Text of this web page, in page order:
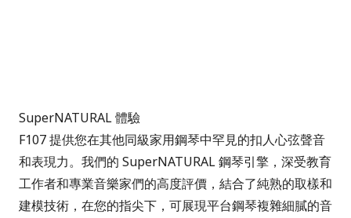
SuperNATURAL 體驗
F107 提供您在其他同級家用鋼琴中罕見的扣人心弦聲音
和表現力。我們的 SuperNATURAL 鋼琴引擎，深受教育
工作者和專業音樂家們的高度評價，結合了純熟的取樣和
建模技術，在您的指尖下，可展現平台鋼琴複雜細膩的音